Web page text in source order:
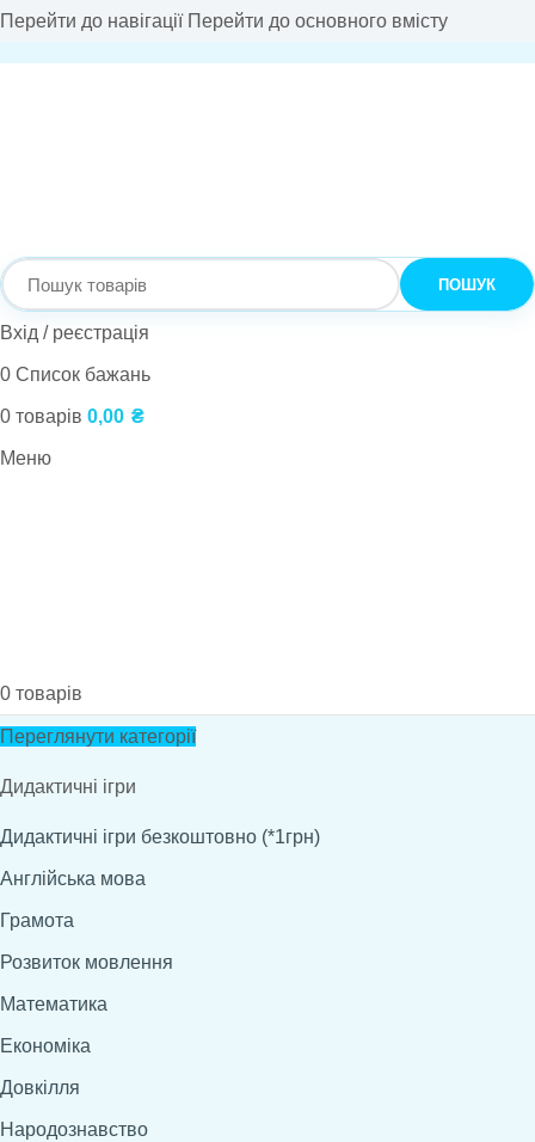
Перейти до навігації Перейти до основного вмісту
ПОШУК
Вхід / реєстрація
0 Список бажань
0 товарів 0,00 ₴
Меню
0 товарів
Переглянути категорії
Дидактичні ігри
Дидактичні ігри безкоштовно (*1грн)
Англійська мова
Грамота
Розвиток мовлення
Математика
Економіка
Довкілля
Народознавство